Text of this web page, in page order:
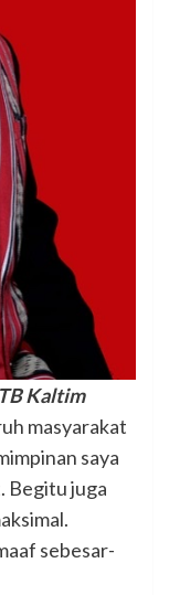
Kaltim
masyarakat
saya
Begitu juga
sebesar-